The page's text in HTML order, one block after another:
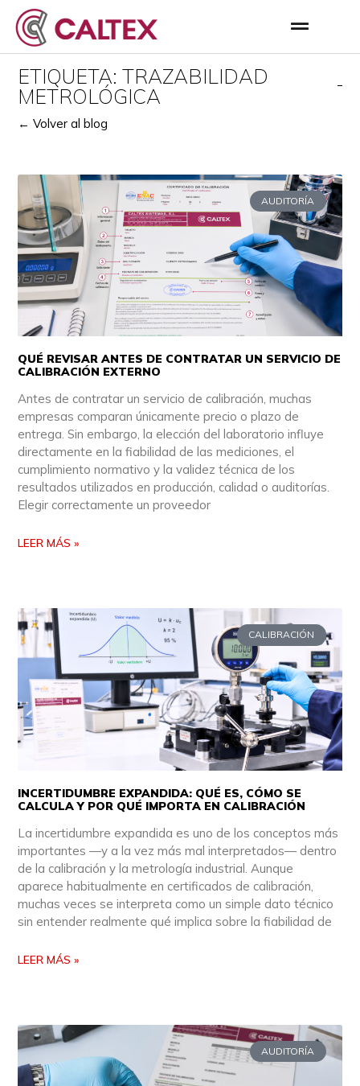
ETIQUETA: TRAZABILIDAD
METROLÓGICA
← Volver al blog
AUDITORÍA
QUÉ REVISAR ANTES DE CONTRATAR UN SERVICIO DE
CALIBRACIÓN EXTERNO
Antes de contratar un servicio de calibración, muchas
empresas comparan únicamente precio o plazo de
entrega. Sin embargo, la elección del laboratorio influye
directamente en la fiabilidad de las mediciones, el
cumplimiento normativo y la validez técnica de los
resultados utilizados en producción, calidad o auditorías.
Elegir correctamente un proveedor
LEER MÁS »
CALIBRACIÓN
INCERTIDUMBRE EXPANDIDA: QUÉ ES, CÓMO SE
CALCULA Y POR QUÉ IMPORTA EN CALIBRACIÓN
La incertidumbre expandida es uno de los conceptos más
importantes —y a la vez más mal interpretados— dentro
de la calibración y la metrología industrial. Aunque
aparece habitualmente en certificados de calibración,
muchas veces se interpreta como un simple dato técnico
sin entender realmente qué implica sobre la fiabilidad de
LEER MÁS »
AUDITORÍA